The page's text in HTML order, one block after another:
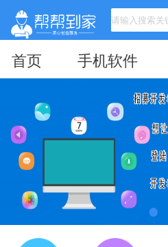
首页 手机软件